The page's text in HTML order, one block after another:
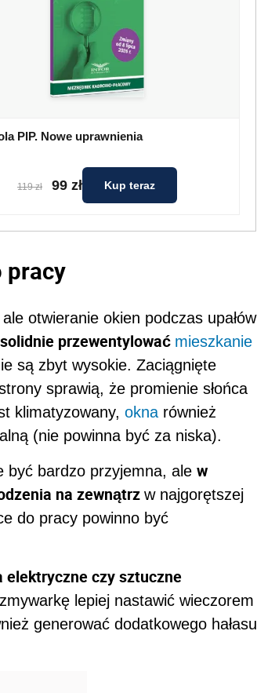
PIP. Nowe uprawnienia
119 zł 99 zł Kup teraz
pracy
otwieranie okien podczas upałów
przewentylować mieszkanie
są zbyt wysokie. Zaciągnięte
sprawią, że promienie słońca
klimatyzowany, okna również
(nie powinna być za niska).
być bardzo przyjemna, ale w
na zewnątrz w najgorętszej
do pracy powinno być
elektryczne czy sztuczne
lepiej nastawić wieczorem
generować dodatkowego hałasu